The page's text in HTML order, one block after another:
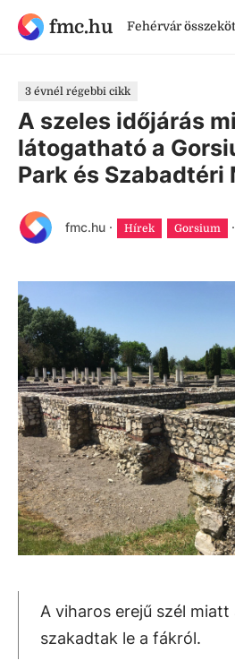
fmc.hu Fehérvár összeköt
3 évnél régebbi cikk
A szeles időjárás
látogatható a
Park és Szabadtéri
fmc.hu · Hírek Gorsium ·
A viharos erejű szél miatt
szakadtak le a fákról.